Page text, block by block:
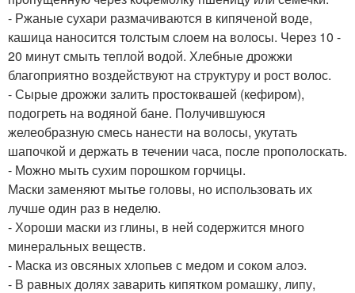
- Ржаные сухари размачиваются в кипяченой воде,
кашица наносится толстым слоем на волосы. Через 10 -
20 минут смыть теплой водой. Хлебные дрожжи
благоприятно воздействуют на структуру и рост волос.
- Сырые дрожжи залить простоквашей (кефиром),
подогреть на водяной бане. Получившуюся
желеобразную смесь нанести на волосы, укутать
шапочкой и держать в течении часа, после прополоскать.
- Можно мыть сухим порошком горчицы.
Маски заменяют мытье головы, но использовать их
лучше один раз в неделю.
- Хороши маски из глины, в ней содержится много
минеральных веществ.
- Маска из овсяных хлопьев с медом и соком алоэ.
- В равных долях заварить кипятком ромашку, липу,